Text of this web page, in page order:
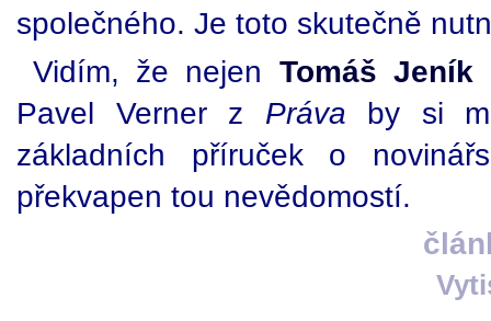
společného. Je toto skutečně
Vidím, že nejen Tomáš
Pavel Verner z Práva by si
základních příruček o
překvapen tou nevědomostí.